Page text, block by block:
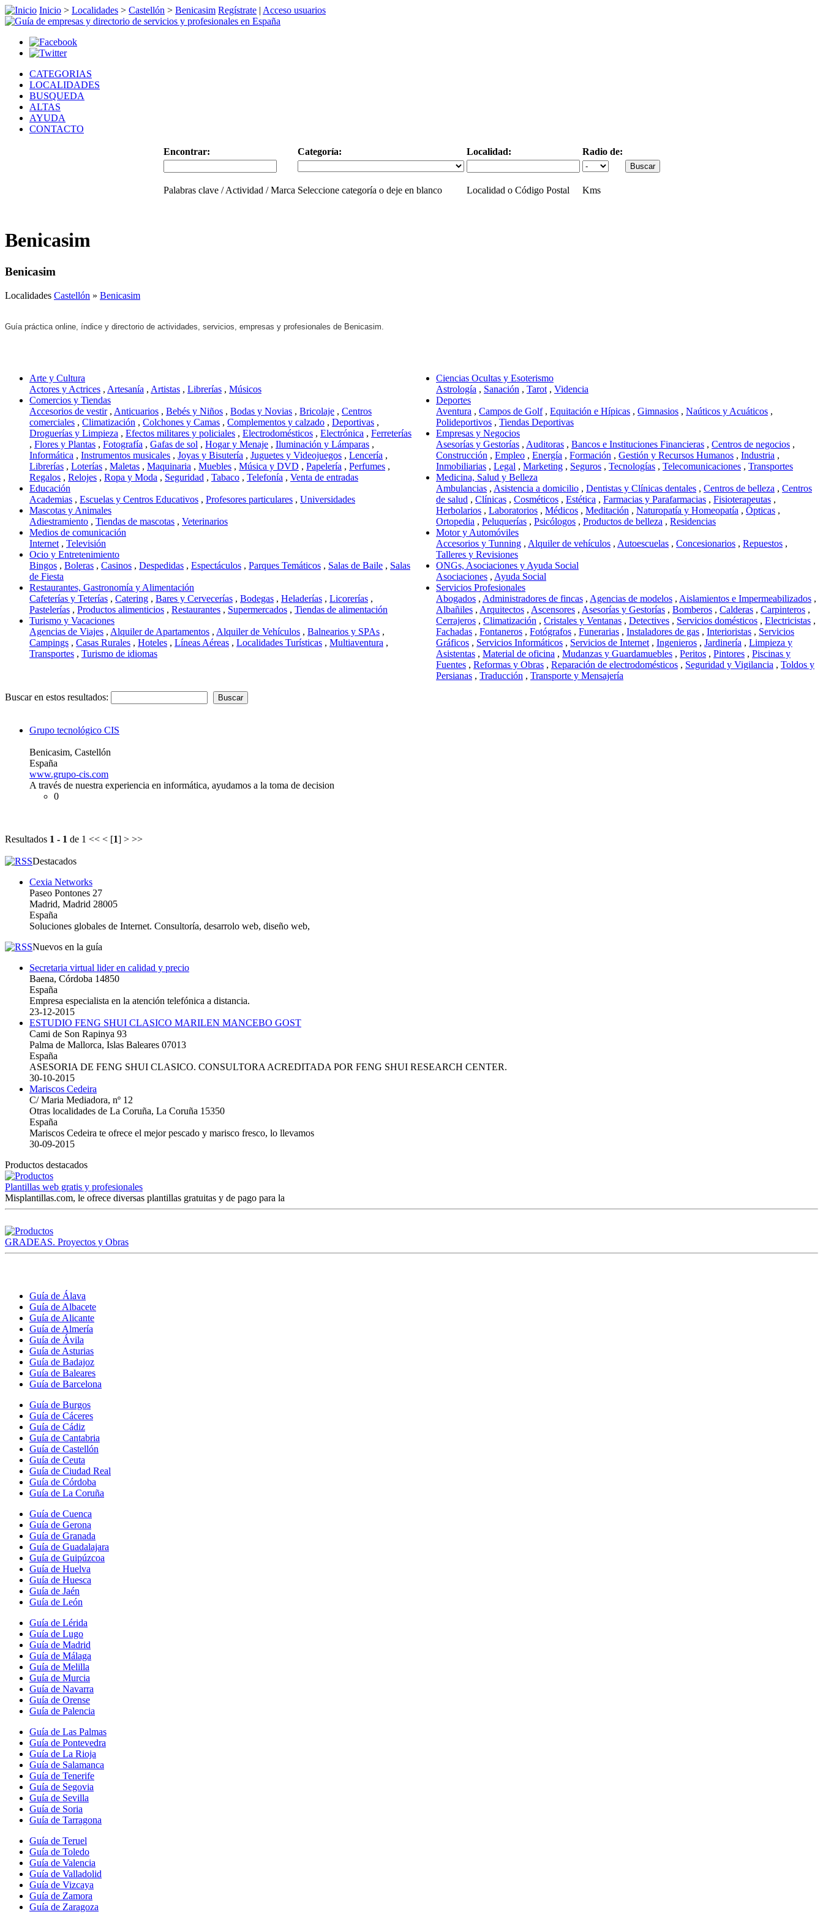
Inicio > Localidades > Castellón > Benicasim Regístrate | Acceso usuarios
CATEGORIAS
LOCALIDADES
BUSQUEDA
ALTAS
AYUDA
CONTACTO
Encontrar: Categoría: Localidad: Radio de:
Palabras clave / Actividad / Marca Seleccione categoría o deje en blanco Localidad o Código Postal Kms
Benicasim
Benicasim
Localidades Castellón » Benicasim
Guía práctica online, índice y directorio de actividades, servicios, empresas y profesionales de Benicasim.
Arte y Cultura
Actores y Actrices , Artesanía , Artistas , Librerías , Músicos
Comercios y Tiendas
Accesorios de vestir, Anticuarios , Bebés y Niños , Bodas y Novias , Bricolaje , Centros
comerciales , Climatización , Colchones y Camas , Complementos y calzado , Deportivas ,
Droguerías y Limpieza , Efectos militares y policiales , Electrodomésticos , Electrónica , Ferreterías
, Flores y Plantas , Fotografía , Gafas de sol , Hogar y Menaje , Iluminación y Lámparas ,
Informática , Instrumentos musicales , Joyas y Bisutería , Juguetes y Videojuegos , Lencería ,
Librerías , Loterías , Maletas , Maquinaria , Muebles , Música y DVD , Papelería , Perfumes ,
Regalos , Relojes , Ropa y Moda , Seguridad , Tabaco , Telefonía , Venta de entradas
Educación
Academias , Escuelas y Centros Educativos , Profesores particulares , Universidades
Mascotas y Animales
Adiestramiento , Tiendas de mascotas , Veterinarios
Medios de comunicación
Internet , Televisión
Ocio y Entretenimiento
Bingos , Boleras , Casinos , Despedidas , Espectáculos , Parques Temáticos , Salas de Baile , Salas
de Fiesta
Restaurantes, Gastronomía y Alimentación
Cafeterías y Teterías , Catering , Bares y Cervecerías , Bodegas , Heladerías , Licorerías ,
Pastelerías , Productos alimenticios , Restaurantes , Supermercados , Tiendas de alimentación
Turismo y Vacaciones
Agencias de Viajes , Alquiler de Apartamentos , Alquiler de Vehículos , Balnearios y SPAs ,
Campings , Casas Rurales , Hoteles , Líneas Aéreas , Localidades Turísticas , Multiaventura ,
Transportes , Turismo de idiomas
Ciencias Ocultas y Esoterismo
Astrología , Sanación , Tarot , Videncia
Deportes
Aventura , Campos de Golf, Equitación e Hípicas , Gimnasios , Naúticos y Acuáticos ,
Polideportivos , Tiendas Deportivas
Empresas y Negocios
Asesorías y Gestorías , Auditoras , Bancos e Instituciones Financieras , Centros de negocios ,
Construcción , Empleo , Energía , Formación , Gestión y Recursos Humanos , Industria ,
Inmobiliarias , Legal , Marketing , Seguros , Tecnologías , Telecomunicaciones , Transportes
Medicina, Salud y Belleza
Ambulancias , Asistencia a domicilio , Dentistas y Clínicas dentales , Centros de belleza , Centros
de salud , Clínicas , Cosméticos , Estética , Farmacias y Parafarmacias , Fisioterapeutas ,
Herbolarios , Laboratorios , Médicos , Meditación , Naturopatía y Homeopatía , Ópticas ,
Ortopedia , Peluquerías , Psicólogos , Productos de belleza , Residencias
Motor y Automóviles
Accesorios y Tunning , Alquiler de vehículos , Autoescuelas , Concesionarios , Repuestos ,
Talleres y Revisiones
ONGs, Asociaciones y Ayuda Social
Asociaciones , Ayuda Social
Servicios Profesionales
Abogados , Administradores de fincas , Agencias de modelos , Aislamientos e Impermeabilizados ,
Albañiles , Arquitectos , Ascensores , Asesorías y Gestorías , Bomberos , Calderas , Carpinteros ,
Cerrajeros , Climatización , Cristales y Ventanas , Detectives , Servicios domésticos , Electricistas ,
Fachadas , Fontaneros , Fotógrafos , Funerarias , Instaladores de gas , Interioristas , Servicios
Gráficos , Servicios Informáticos , Servicios de Internet , Ingenieros , Jardinería , Limpieza y
Asistentas , Material de oficina , Mudanzas y Guardamuebles , Peritos , Pintores , Piscinas y
Fuentes , Reformas y Obras , Reparación de electrodomésticos , Seguridad y Vigilancia , Toldos y
Persianas , Traducción , Transporte y Mensajería
Buscar en estos resultados:
Grupo tecnológico CIS
Benicasim, Castellón
España
www.grupo-cis.com
A través de nuestra experiencia en informática, ayudamos a la toma de decision
0
Resultados 1 - 1 de 1 << < [1] > >>
Destacados
Cexia Networks
Paseo Pontones 27
Madrid, Madrid 28005
España
Soluciones globales de Internet. Consultoría, desarrolo web, diseño web,
Nuevos en la guía
Secretaria virtual lider en calidad y precio
Baena, Córdoba 14850
España
Empresa especialista en la atención telefónica a distancia.
23-12-2015
ESTUDIO FENG SHUI CLASICO MARILEN MANCEBO GOST
Cami de Son Rapinya 93
Palma de Mallorca, Islas Baleares 07013
España
ASESORIA DE FENG SHUI CLASICO. CONSULTORA ACREDITADA POR FENG SHUI RESEARCH CENTER.
30-10-2015
Mariscos Cedeira
C/ Maria Mediadora, nº 12
Otras localidades de La Coruña, La Coruña 15350
España
Mariscos Cedeira te ofrece el mejor pescado y marisco fresco, lo llevamos
30-09-2015
Productos destacados
Plantillas web gratis y profesionales
Misplantillas.com, le ofrece diversas plantillas gratuitas y de pago para la
GRADEAS. Proyectos y Obras
Guía de Álava
Guía de Albacete
Guía de Alicante
Guía de Almería
Guía de Ávila
Guía de Asturias
Guía de Badajoz
Guía de Baleares
Guía de Barcelona
Guía de Burgos
Guía de Cáceres
Guía de Cádiz
Guía de Cantabria
Guía de Castellón
Guía de Ceuta
Guía de Ciudad Real
Guía de Córdoba
Guía de La Coruña
Guía de Cuenca
Guía de Gerona
Guía de Granada
Guía de Guadalajara
Guía de Guipúzcoa
Guía de Huelva
Guía de Huesca
Guía de Jaén
Guía de León
Guía de Lérida
Guía de Lugo
Guía de Madrid
Guía de Málaga
Guía de Melilla
Guía de Murcia
Guía de Navarra
Guía de Orense
Guía de Palencia
Guía de Las Palmas
Guía de Pontevedra
Guía de La Rioja
Guía de Salamanca
Guía de Tenerife
Guía de Segovia
Guía de Sevilla
Guía de Soria
Guía de Tarragona
Guía de Teruel
Guía de Toledo
Guía de Valencia
Guía de Valladolid
Guía de Vizcaya
Guía de Zamora
Guía de Zaragoza